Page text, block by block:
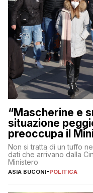
“Mascherine e
situazione
preoccupa il
Non si tratta di un tuffo
dati che arrivano dalla
Ministero
ASIA BUCONI-POLITICA